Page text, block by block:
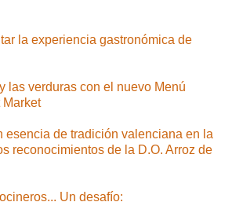
la experiencia gastronómica de
las verduras con el nuevo Menú
esencia de tradición valenciana en la
reconocimientos de la D.O. Arroz de
Un desafío: